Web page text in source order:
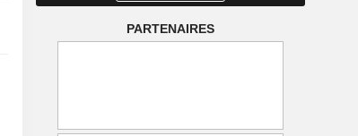
PARTENAIRES